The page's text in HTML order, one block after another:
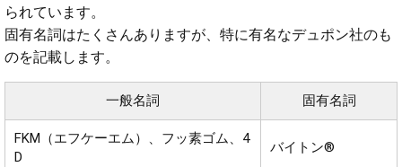
られています。
固有名詞はたくさんありますが、特に有名なデュポン社のも
のを記載します。
一般名詞 固有名詞
FKM（エフケーエム）、フッ素ゴム、4
D
バイトン®